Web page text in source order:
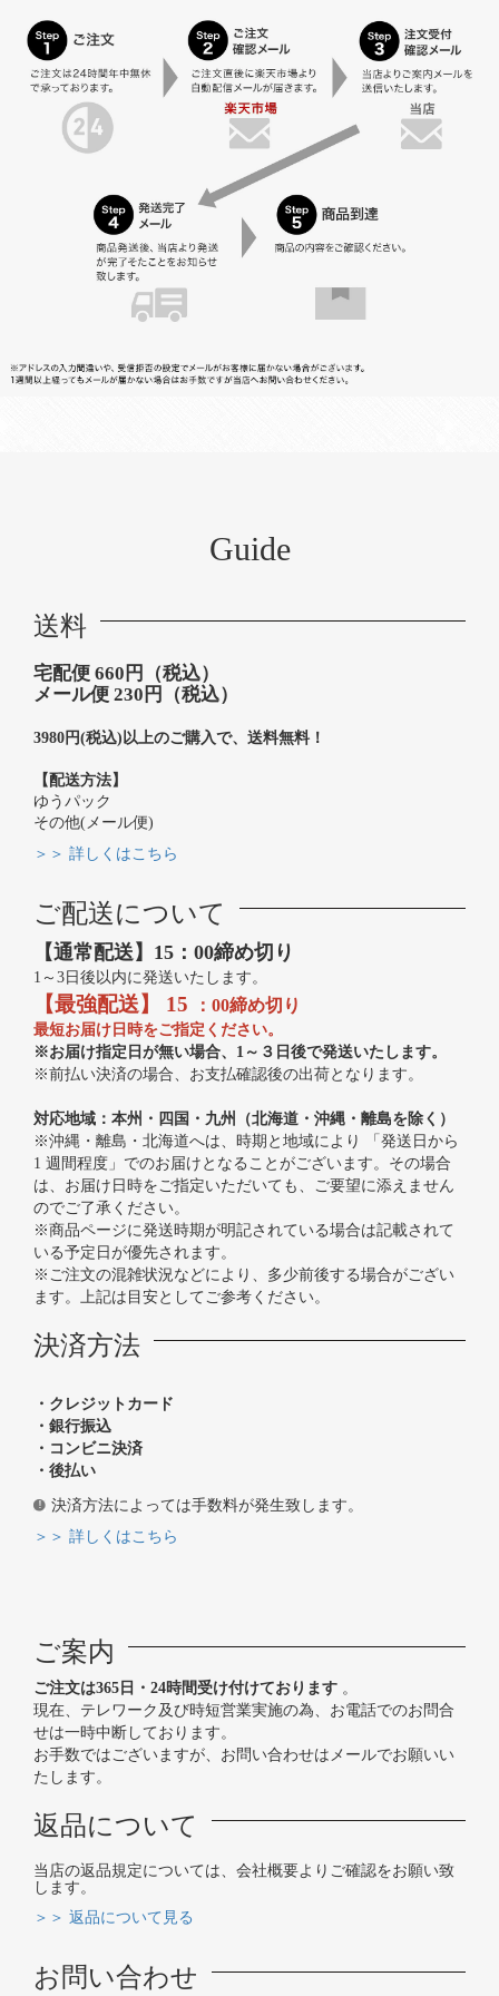
Guide
送料
宅配便 660円（税込）
メール便 230円（税込）
3980円(税込)以上のご購入で、送料無料！
【配送方法】
ゆうパック
その他(メール便)
＞＞ 詳しくはこちら
ご配送について
【通常配送】15：00締め切り
1～3日後以内に発送いたします。
【最強配送】 15 ：00締め切り
最短お届け日時をご指定ください。
※お届け指定日が無い場合、1～３日後で発送いたします。
※前払い決済の場合、お支払確認後の出荷となります。
対応地域：本州・四国・九州（北海道・沖縄・離島を除く）
※沖縄・離島・北海道へは、時期と地域により 「発送日から
1 週間程度」でのお届けとなることがございます。その場合
は、お届け日時をご指定いただいても、ご要望に添えません
のでご了承ください。
※商品ページに発送時期が明記されている場合は記載されて
いる予定日が優先されます。
※ご注文の混雑状況などにより、多少前後する場合がござい
ます。上記は目安としてご参考ください。
決済方法
・クレジットカード
・銀行振込
・コンビニ決済
・後払い
決済方法によっては手数料が発生致します。
＞＞ 詳しくはこちら
ご案内
ご注文は365日・24時間受け付けております 。
現在、テレワーク及び時短営業実施の為、お電話でのお問合
せは一時中断しております。
お手数ではございますが、お問い合わせはメールでお願いい
たします。
返品について
当店の返品規定については、会社概要よりご確認をお願い致
します。
＞＞ 返品について見る
お問い合わせ